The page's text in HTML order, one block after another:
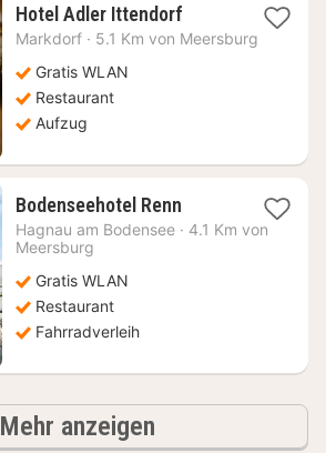
Hotel Adler Ittendorf1
Nacht
Markdorf · 5.1 Km von Meersburg
Gratis WLAN
Restaurant
Aufzug
Bodenseehotel Renn1
Nacht
Hagnau am Bodensee · 4.1 Km von
Meersburg
Gratis WLAN
Restaurant
Fahrradverleih
Mehr anzeigen